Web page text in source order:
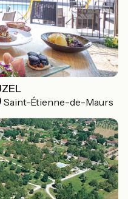
Saint-Étienne-de-Maurs